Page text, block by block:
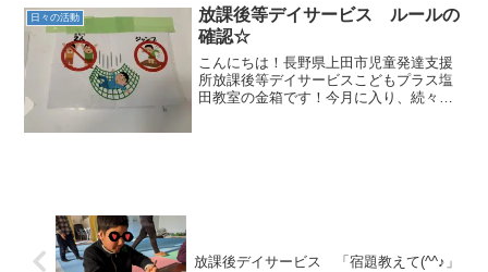
せながら精一杯遊んでいます。そんな、
暑い夏休みを乗り切るため...
日々の活動
放課後等デイサービス ルールの
確認☆
こんにちは！長野県上田市児童発達支援
所放課後等デイサービスこどもプラス塩
田教室の金箱です！今月に入り、続々と
放課後デイサービス 「宿題教えて(^^♪」